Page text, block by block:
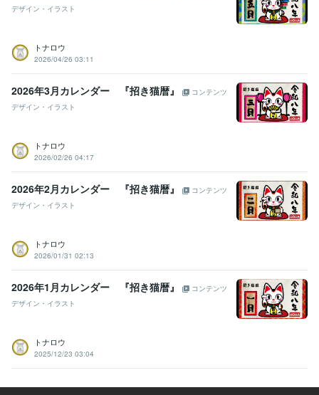
デザイン・イラスト
トナロウ
2026/04/26 03:11
2026年3月カレンダー 『招き猫暦』
コンテンツ
デザイン・イラスト
トナロウ
2026/02/26 04:17
2026年2月カレンダー 『招き猫暦』
コンテンツ
デザイン・イラスト
トナロウ
2026/01/31 02:13
2026年1月カレンダー 『招き猫暦』
コンテンツ
デザイン・イラスト
トナロウ
2025/12/23 03:04